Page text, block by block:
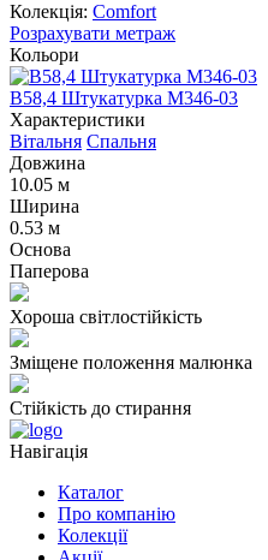
Колекція: Comfort
Розрахувати метраж
Кольори
В58,4 Штукатурка М346-03
Характеристики
Вітальня Спальня
Довжина
10.05 м
Ширина
0.53 м
Основа
Паперова
Хороша світлостійкість
Зміщене положення малюнка
Стійкість до стирання
Навігація
Каталог
Про компанію
Колекції